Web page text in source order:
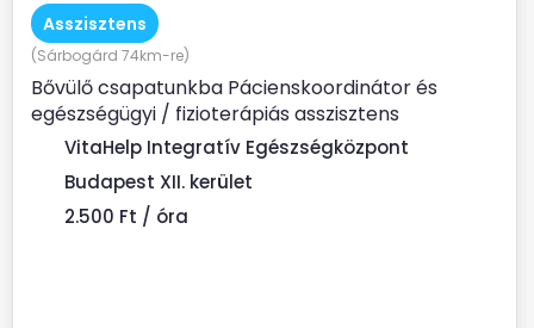
Asszisztens
(Sárbogárd 74km-re)
Bővülő csapatunkba Pácienskoordinátor és
egészségügyi / fizioterápiás asszisztens
munkatársat keresünk. ...
VitaHelp Integratív Egészségközpont
Budapest XII. kerület
2.500 Ft / óra